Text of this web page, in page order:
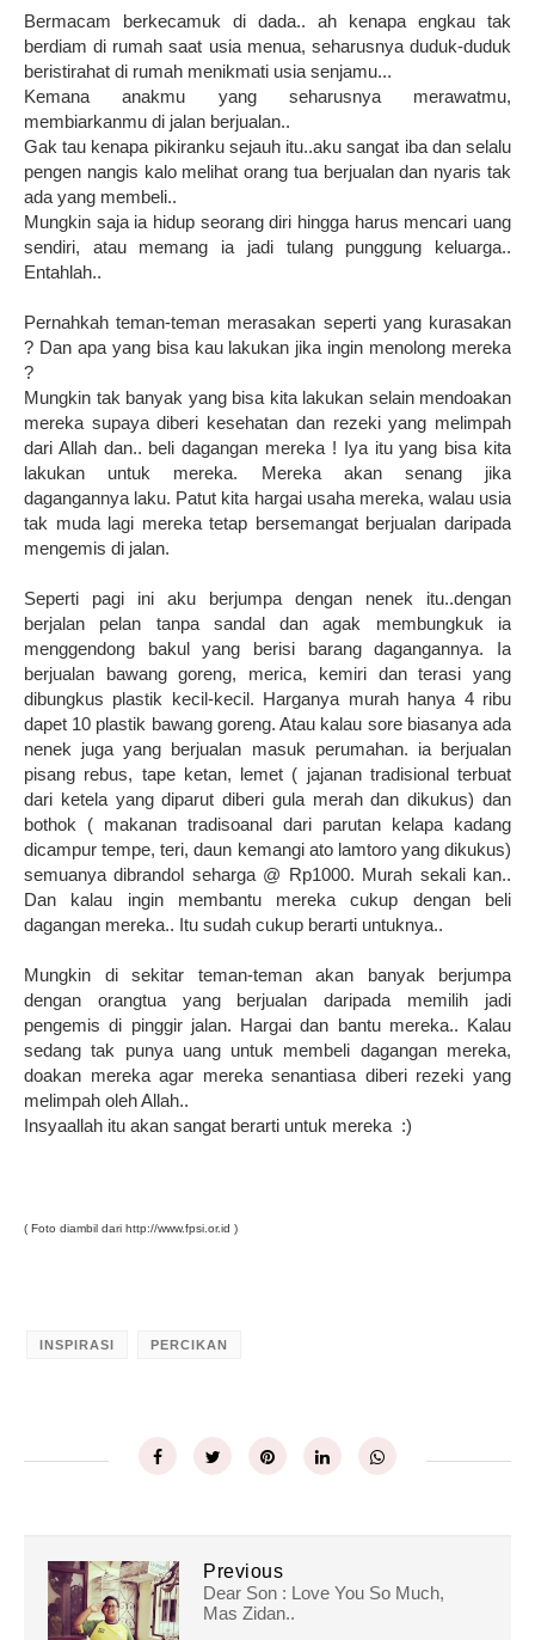
Bermacam berkecamuk di dada.. ah kenapa engkau tak
berdiam di rumah saat usia menua, seharusnya duduk-duduk
beristirahat di rumah menikmati usia senjamu...
Kemana anakmu yang seharusnya merawatmu,
membiarkanmu di jalan berjualan..
Gak tau kenapa pikiranku sejauh itu..aku sangat iba dan selalu
pengen nangis kalo melihat orang tua berjualan dan nyaris tak
ada yang membeli..
Mungkin saja ia hidup seorang diri hingga harus mencari uang
sendiri, atau memang ia jadi tulang punggung keluarga..
Entahlah..
Pernahkah teman-teman merasakan seperti yang kurasakan
? Dan apa yang bisa kau lakukan jika ingin menolong mereka
?
Mungkin tak banyak yang bisa kita lakukan selain mendoakan
mereka supaya diberi kesehatan dan rezeki yang melimpah
dari Allah dan.. beli dagangan mereka ! Iya itu yang bisa kita
lakukan untuk mereka. Mereka akan senang jika
dagangannya laku. Patut kita hargai usaha mereka, walau usia
tak muda lagi mereka tetap bersemangat berjualan daripada
mengemis di jalan.
Seperti pagi ini aku berjumpa dengan nenek itu..dengan
berjalan pelan tanpa sandal dan agak membungkuk ia
menggendong bakul yang berisi barang dagangannya. Ia
berjualan bawang goreng, merica, kemiri dan terasi yang
dibungkus plastik kecil-kecil. Harganya murah hanya 4 ribu
dapet 10 plastik bawang goreng. Atau kalau sore biasanya ada
nenek juga yang berjualan masuk perumahan. ia berjualan
pisang rebus, tape ketan, lemet ( jajanan tradisional terbuat
dari ketela yang diparut diberi gula merah dan dikukus) dan
bothok ( makanan tradisoanal dari parutan kelapa kadang
dicampur tempe, teri, daun kemangi ato lamtoro yang dikukus)
semuanya dibrandol seharga @ Rp1000. Murah sekali kan..
Dan kalau ingin membantu mereka cukup dengan beli
dagangan mereka.. Itu sudah cukup berarti untuknya..
Mungkin di sekitar teman-teman akan banyak berjumpa
dengan orangtua yang berjualan daripada memilih jadi
pengemis di pinggir jalan. Hargai dan bantu mereka.. Kalau
sedang tak punya uang untuk membeli dagangan mereka,
doakan mereka agar mereka senantiasa diberi rezeki yang
melimpah oleh Allah..
Insyaallah itu akan sangat berarti untuk mereka :)
( Foto diambil dari http://www.fpsi.or.id )
INSPIRASI PERCIKAN
Previous
Dear Son : Love You So Much,
Mas Zidan..